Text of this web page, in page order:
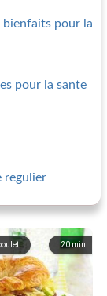
bienfaits pour la
pour la sante
regulier
20min